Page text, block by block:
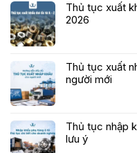
Thủ tục xuất
2026
Thủ tục xuất
người mới
Thủ tục nhập
lưu ý